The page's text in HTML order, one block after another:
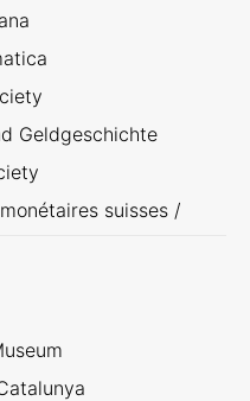
Geldgeschichte
suisses /